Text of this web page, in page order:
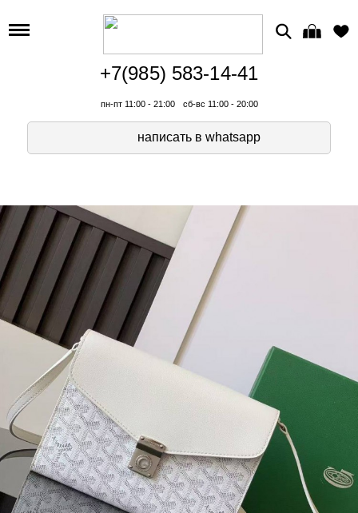
+7(985) 583-14-41
пн-пт 11:00 - 21:00 сб-вс 11:00 - 20:00
написать в whatsapp